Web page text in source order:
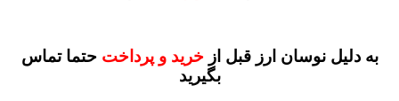
به دلیل نوسان ارز قبل از خرید و پرداختحتما تماس
بگیرید